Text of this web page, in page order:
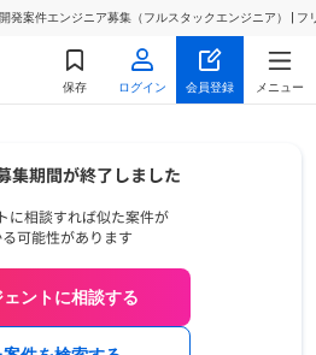
発案件エンジニア募集（フルスタックエンジニア） |
保存 ログイン 会員登録 メニュー
ェントに相談する